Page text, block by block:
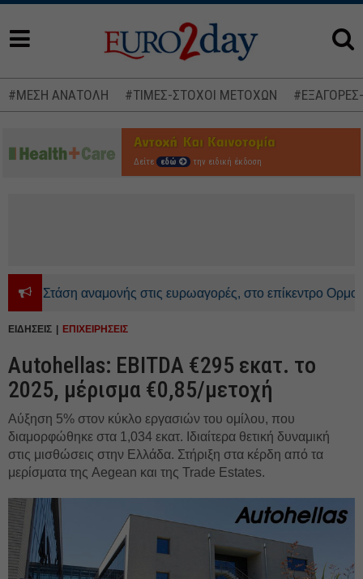
#ΜΕΣΗ ΑΝΑΤΟΛΗ #ΤΙΜΕΣ-ΣΤΟΧΟΙ ΜΕΤΟΧΩΝ
Δείτε εδώ την ειδική έκδοση
Στάση αναμονής στις ευρωαγορές, στο επίκεντρο Ορμούζ
ΕΙΔΗΣΕΙΣ ΕΠΙΧΕΙΡΗΣΕΙΣ
Autohellas: EBITDA €295 εκατ. το
2025, μέρισμα €0,85/μετοχή
Αύξηση 5% στον κύκλο εργασιών του ομίλου, που
διαμορφώθηκε στα 1,034 εκατ. Ιδιαίτερα θετική δυναμική
στις μισθώσεις στην Ελλάδα. Στήριξη στα κέρδη από τα
μερίσματα της Aegean και της Trade Estates.